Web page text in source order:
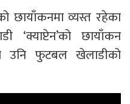
छायाँकनमा व्यस्त रहेका
छायाँकन
उनि फुटबल खेलाडीको